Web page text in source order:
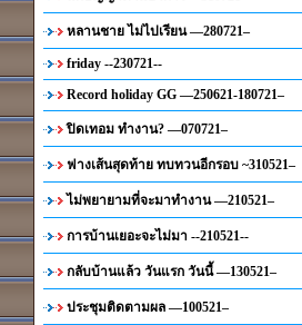
หลานชาย ไม่ไปเรียน —280721–
friday --230721--
Record holiday GG —250621-180721–
ปิดเทอม ทำงาน? —070721–
ฟางเส้นสุดท้าย ทบทวนอีกรอบ ~310521–
ไม่พยายามที่จะมาทำงาน —210521–
การบ้านเยอะจะไม่มา --210521--
กลับบ้านแล้ว วันแรก วันนี้ —130521–
ประชุมติดตามผล —100521–